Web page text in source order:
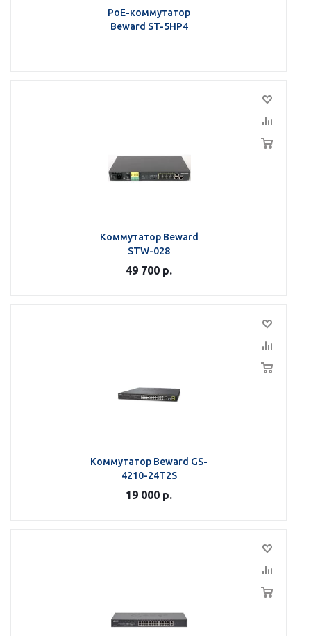
РоЕ-коммутатор
Beward ST-5HP4
Коммутатор Beward
STW-028
49 700 р.
Коммутатор Beward GS-
4210-24T2S
19 000 р.